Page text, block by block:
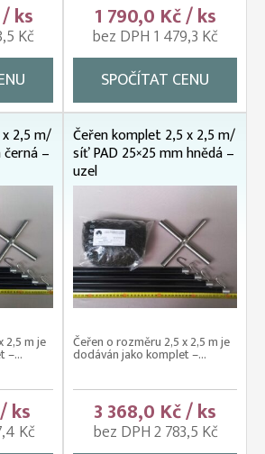
ks
Kč
1 790,0 Kč / ks
bez DPH 1 479,3 Kč
SPOČÍTAT CENU
2,5 m/
–
2,5 m je
–...
ks
Kč
Čeřen komplet 2,5 x 2,5 m/
síť PAD 25×25 mm hnědá –
uzel
Čeřen o rozměru 2,5 x 2,5 m je
dodáván jako komplet –...
3 368,0 Kč / ks
bez DPH 2 783,5 Kč